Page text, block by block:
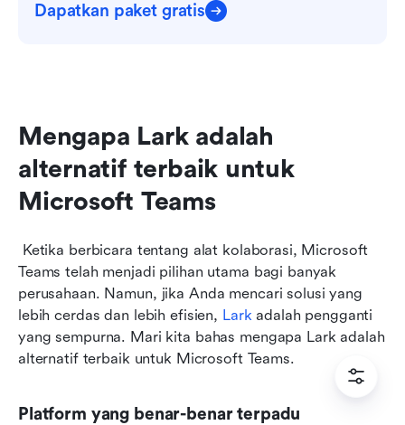
Dapatkan paket gratis
Mengapa Lark adalah
alternatif terbaik untuk
Microsoft Teams
Teams telah menjadi pilihan utama bagi banyak
perusahaan. Namun, jika Anda mencari solusi yang
lebih cerdas dan lebih efisien, Lark adalah pengganti
yang sempurna. Mari kita bahas mengapa Lark adalah
alternatif terbaik untuk Microsoft Teams.
Platform yang benar-benar terpadu